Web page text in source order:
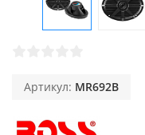
Артикул: MR692B